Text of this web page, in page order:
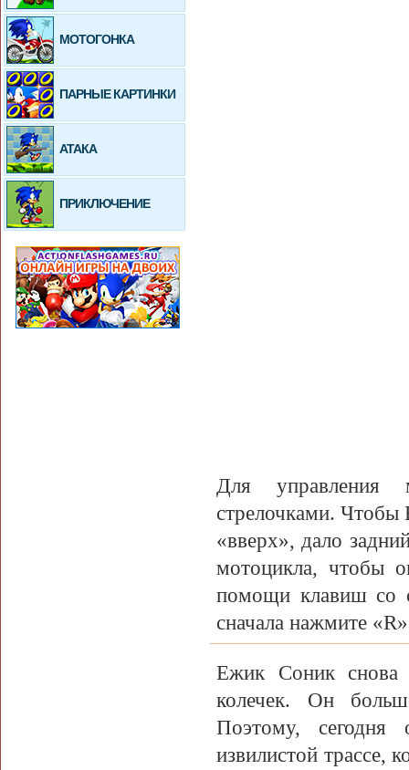
МОТОГОНКА
ПАРНЫЕ КАРТИНКИ
АТАКА
ПРИКЛЮЧЕНИЕ
Для управления
стрелочками. Чтобы
«вверх», дало
мотоцикла, чтобы
помощи клавиш со
сначала нажмите
Ежик Соник снова
колечек. Он
Поэтому,
извилистой трассе,